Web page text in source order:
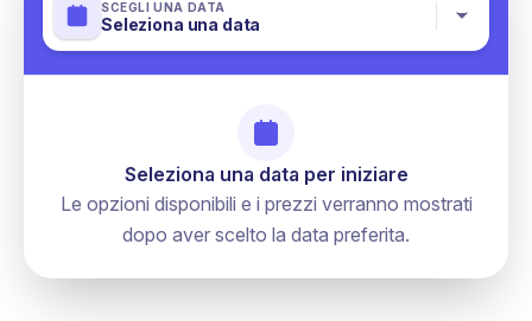
SCEGLI UNA DATA
Seleziona una data
Seleziona una data per iniziare
Le opzioni disponibili e i prezzi verranno mostrati
dopo aver scelto la data preferita.